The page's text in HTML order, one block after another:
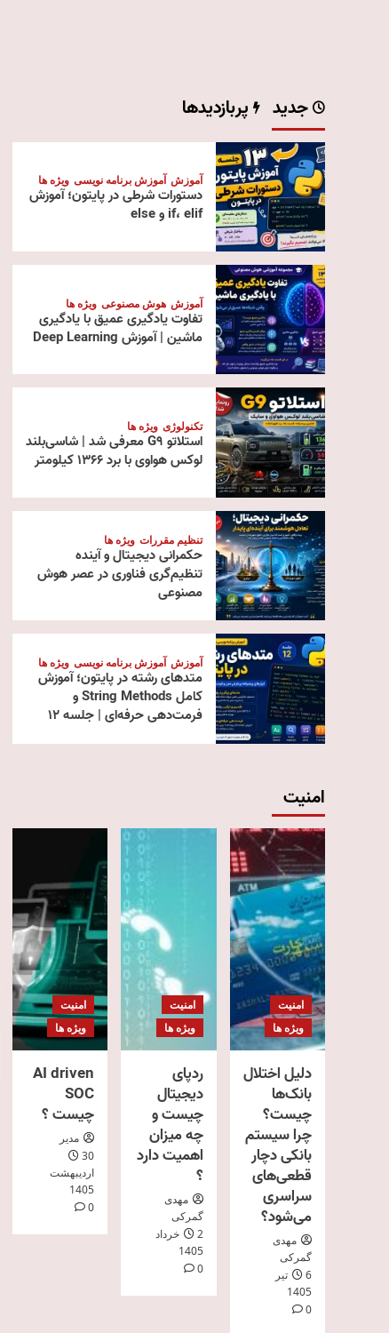
جدید پربازدیدها
آموزش آموزش برنامه نویسی ویژه ها
دستورات شرطی در پایتون؛ آموزش
if، elif و else
آموزش هوش مصنوعی ویژه ها
تفاوت یادگیری عمیق با یادگیری
ماشین | آموزش Deep Learning
تکنولوژی ویژه ها
استلاتو G9 معرفی شد | شاسی‌بلند
لوکس هواوی با برد ۱۳۶۶ کیلومتر
تنظیم مقررات ویژه ها
حکمرانی دیجیتال و آینده
تنظیم‌گری فناوری در عصر هوش
مصنوعی
آموزش آموزش برنامه نویسی ویژه ها
متدهای رشته در پایتون؛ آموزش
کامل String Methods و
فرمت‌دهی حرفه‌ای | جلسه ۱۲
امنیت
امنیت
ویژه ها
دلیل اختلال
بانک‌ها
چیست؟
چرا سیستم
بانکی دچار
قطعی‌های
سراسری
می‌شود؟
مهدی
گمرکی
6 تیر
1405
0
امنیت
ویژه ها
ردپای
دیجیتال
چیست و
چه میزان
اهمیت دارد
؟
مهدی
گمرکی
2 خرداد
1405
0
امنیت
ویژه ها
AI driven
SOC
چیست ؟
مدیر
30
اردیبهشت
1405
0